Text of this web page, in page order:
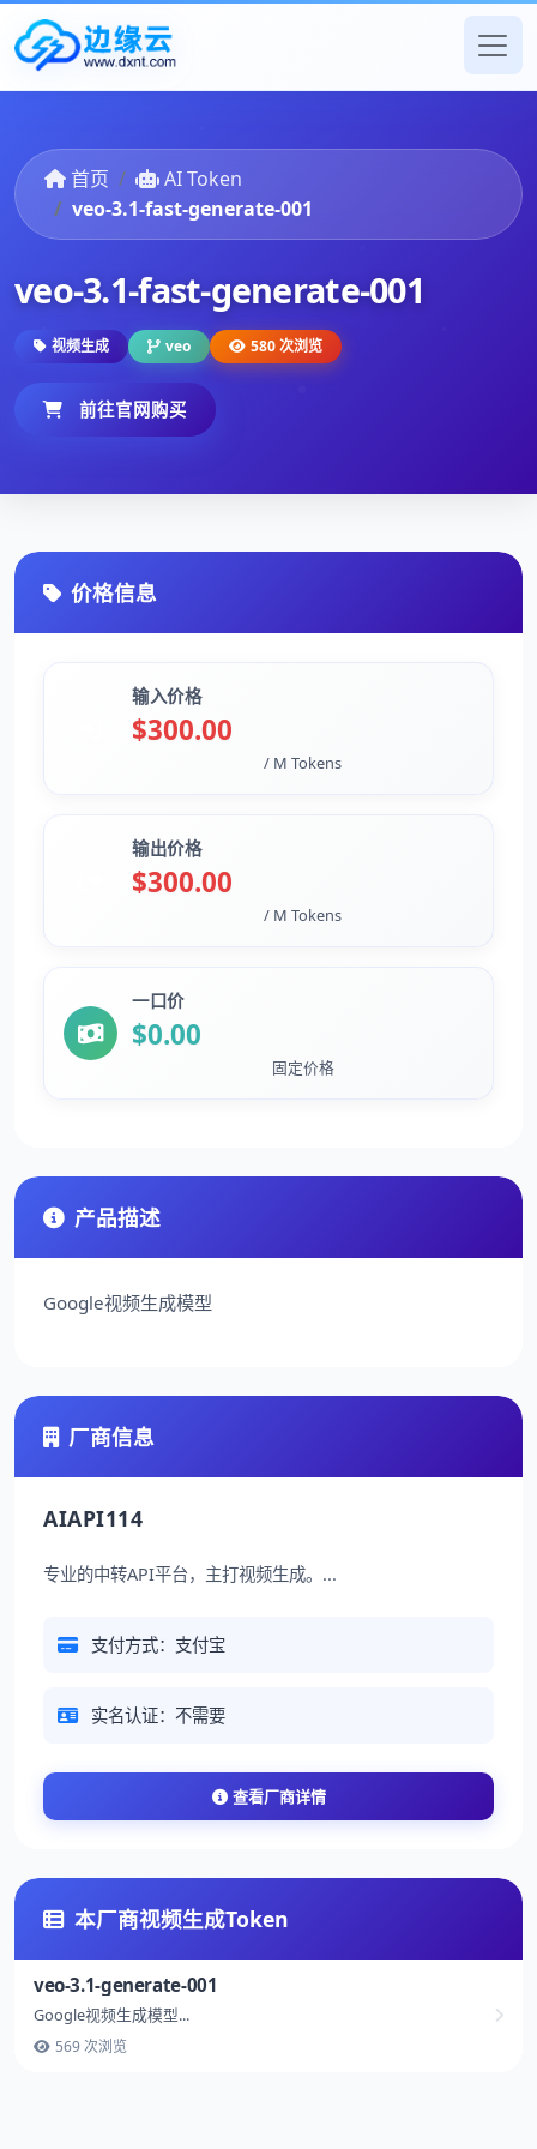
首页
AI Token
veo-3.1-fast-generate-001
veo-3.1-fast-generate-001
视频生成 veo 580 次浏览
前往官网购买
价格信息
输入价格
$300.00
/ M Tokens
输出价格
$300.00
/ M Tokens
一口价
$0.00
固定价格
产品描述
Google视频生成模型
厂商信息
AIAPI114
专业的中转API平台，主打视频生成。...
支付方式：支付宝
实名认证：不需要
查看厂商详情
本厂商视频生成Token
veo-3.1-generate-001
Google视频生成模型...
569 次浏览